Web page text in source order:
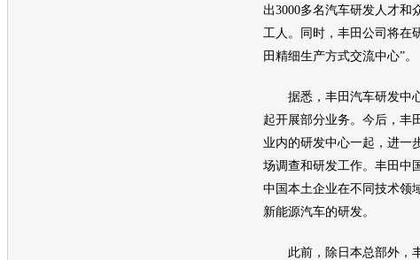
出3000多名汽车研发人才和
工人。同时， 丰田 公司将在
田 精细生产方式交流中心”。
据悉， 丰田汽车研发中
起开展部分业务。今后， 丰
业内的研发中心一起，进一
场调查和研发工作。 丰田 中
中国本土企业在不同技术领
新能源汽车的研发。
此前，除日本总部外，